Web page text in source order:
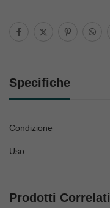
Specifiche
Condizione
Uso
Prodotti Correlati